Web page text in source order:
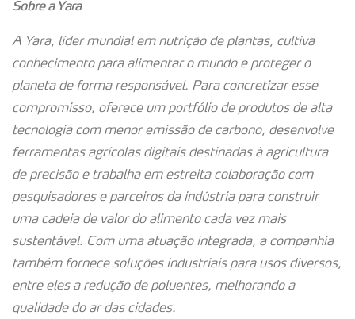
Sobre a Yara
A Yara, líder mundial em nutrição de plantas, cultiva
conhecimento para alimentar o mundo e proteger o
planeta de forma responsável. Para concretizar esse
compromisso, oferece um portfólio de produtos de alta
tecnologia com menor emissão de carbono, desenvolve
ferramentas agrícolas digitais destinadas à agricultura
de precisão e trabalha em estreita colaboração com
pesquisadores e parceiros da indústria para construir
uma cadeia de valor do alimento cada vez mais
sustentável. Com uma atuação integrada, a companhia
também fornece soluções industriais para usos diversos,
entre eles a redução de poluentes, melhorando a
qualidade do ar das cidades.